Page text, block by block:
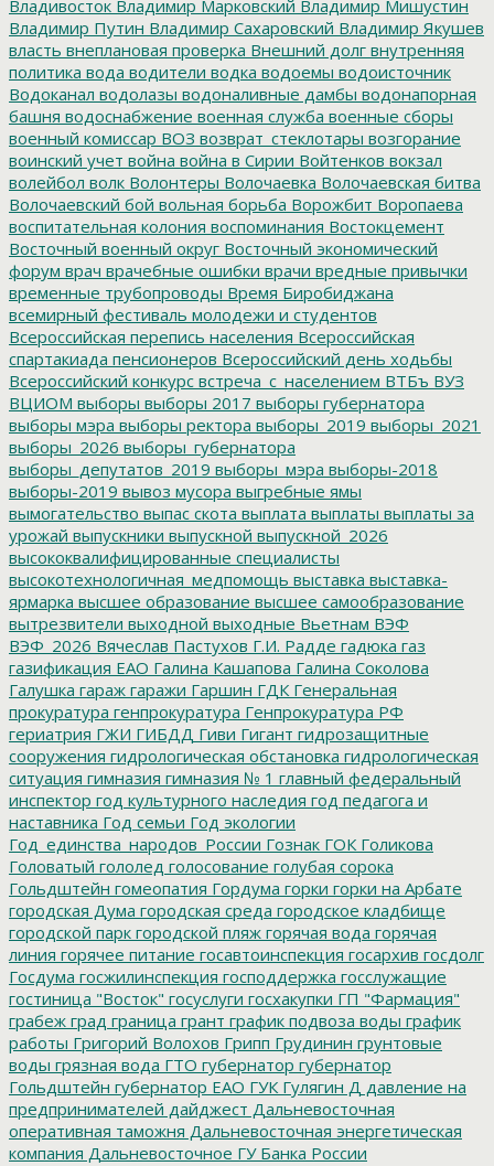
Владивосток Владимир Марковский Владимир Мишустин
Владимир Путин Владимир Сахаровский Владимир Якушев
власть внеплановая проверка Внешний долг внутренняя
политика вода водители водка водоемы водоисточник
Водоканал водолазы водоналивные дамбы водонапорная
башня водоснабжение военная служба военные сборы
военный комиссар ВОЗ возврат_стеклотары возгорание
воинский учет война война в Сирии Войтенков вокзал
волейбол волк Волонтеры Волочаевка Волочаевская битва
Волочаевский бой вольная борьба Ворожбит Воропаева
воспитательная колония воспоминания Востокцемент
Восточный военный округ Восточный экономический
форум врач врачебные ошибки врачи вредные привычки
временные трубопроводы Время Биробиджана
всемирный фестиваль молодежи и студентов
Всероссийская перепись населения Всероссийская
спартакиада пенсионеров Всероссийский день ходьбы
Всероссийский конкурс встреча_с_населением ВТБъ ВУЗ
ВЦИОМ выборы выборы 2017 выборы губернатора
выборы мэра выборы ректора выборы_2019 выборы_2021
выборы_2026 выборы_губернатора
выборы_депутатов_2019 выборы_мэра выборы-2018
выборы-2019 вывоз мусора выгребные ямы
вымогательство выпас скота выплата выплаты выплаты за
урожай выпускники выпускной выпускной_2026
высококвалифицированные специалисты
высокотехнологичная_медпомощь выставка выставка-
ярмарка высшее образование высшее самообразование
вытрезвители выходной выходные Вьетнам ВЭФ
ВЭФ_2026 Вячеслав Пастухов Г.И. Радде гадюка газ
газификация ЕАО Галина Кашапова Галина Соколова
Галушка гараж гаражи Гаршин ГДК Генеральная
прокуратура генпрокуратура Генпрокуратура РФ
гериатрия ГЖИ ГИБДД Гиви Гигант гидрозащитные
сооружения гидрологическая обстановка гидрологическая
ситуация гимназия гимназия № 1 главный федеральный
инспектор год культурного наследия год педагога и
наставника Год семьи Год экологии
Год_единства_народов_России Гознак ГОК Голикова
Головатый гололед голосование голубая сорока
Гольдштейн гомеопатия Гордума горки горки на Арбате
городская Дума городская среда городское кладбище
городской парк городской пляж горячая вода горячая
линия горячее питание госавтоинспекция госархив госдолг
Госдума госжилинспекция господдержка госслужащие
гостиница "Восток" госуслуги госхакупки ГП "Фармация"
грабеж град граница грант график подвоза воды график
работы Григорий Волохов Грипп Грудинин грунтовые
воды грязная вода ГТО губернатор губернатор
Гольдштейн губернатор ЕАО ГУК Гулягин Д давление на
предпринимателей дайджест Дальневосточная
оперативная таможня Дальневосточная энергетическая
компания Дальневосточное ГУ Банка России